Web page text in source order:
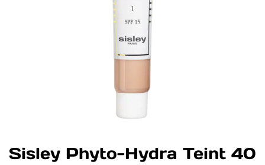
Sisley Phyto-Hydra Teint 40